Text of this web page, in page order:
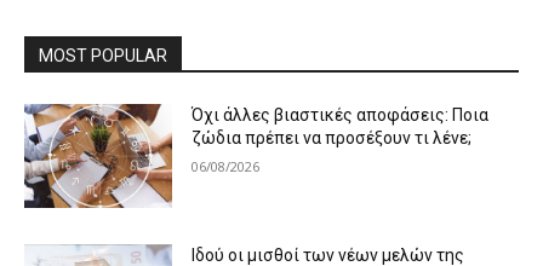
MOST POPULAR
Όχι άλλες βιαστικές αποφάσεις: Ποια
ζώδια πρέπει να προσέξουν τι λένε;
06/08/2026
Ιδού οι μισθοί των νέων μελών της